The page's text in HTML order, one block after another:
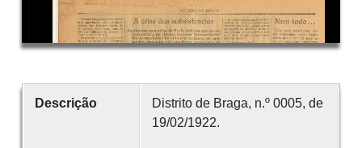
Descrição
Distrito de Braga, n.º 0005, de
19/02/1922.